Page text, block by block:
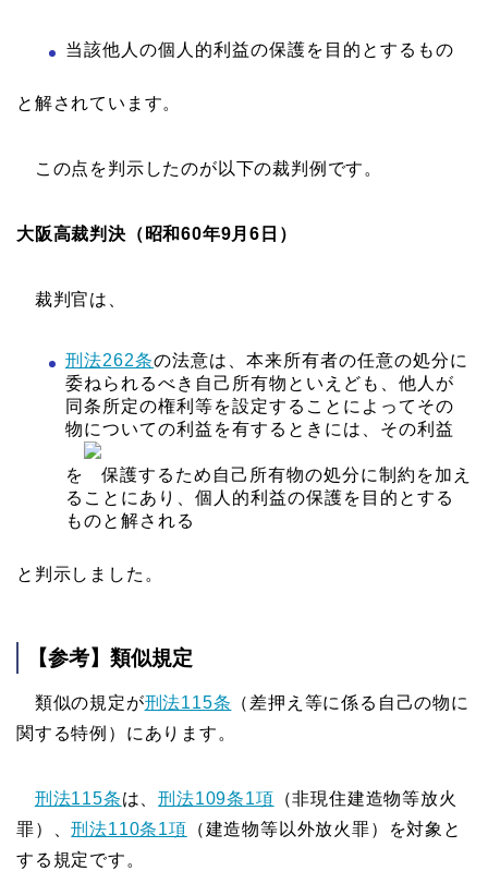
当該他人の個人的利益の保護を目的とするもの
と解されています。
この点を判示したのが以下の裁判例です。
大阪高裁判決（昭和60年9月6日）
裁判官は、
刑法262条の法意は、本来所有者の任意の処分に
委ねられるべき自己所有物といえども、他人が
同条所定の権利等を設定することによってその
物についての利益を有するときには、その利益
を
保護するため自己所有物の処分に制約を加え
ることにあり、個人的利益の保護を目的とする
ものと解される
と判示しました。
【参考】類似規定
類似の規定が刑法115条 （差押え等に係る自己の物に
関する特例）にあります。
刑法115条は、刑法109条1項 （非現住建造物等放火
罪）、刑法110条1項 （建造物等以外放火罪）を対象と
する規定です。